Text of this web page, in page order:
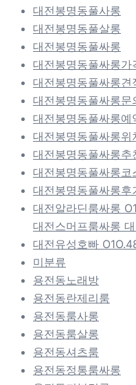
대전봉명동풀사롱
대전봉명동풀살롱
대전봉명동풀싸롱
대전봉명동풀싸롱가
대전봉명동풀싸롱견
대전봉명동풀싸롱문
대전봉명동풀싸롱예
대전봉명동풀싸롱위
대전봉명동풀싸롱추
대전봉명동풀싸롱코
대전봉명동풀싸롱후
대전알라딘룸싸롱
대전스머프룸싸롱
대전유성호빠
미분류
용전동노래방
용전동란제리룸
용전동룸사롱
용전동룸살롱
용전동셔츠룸
용전동정통룸싸롱